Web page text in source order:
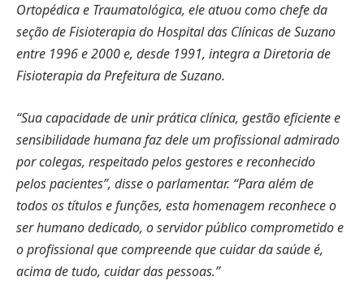
Ortopédica e Traumatológica, ele atuou como chefe da
seção de Fisioterapia do Hospital das Clínicas de Suzano
entre 1996 e 2000 e, desde 1991, integra a Diretoria de
Fisioterapia da Prefeitura de Suzano.
“Sua capacidade de unir prática clínica, gestão eficiente e
sensibilidade humana faz dele um profissional admirado
por colegas, respeitado pelos gestores e reconhecido
pelos pacientes”, disse o parlamentar. “Para além de
todos os títulos e funções, esta homenagem reconhece o
ser humano dedicado, o servidor público comprometido e
o profissional que compreende que cuidar da saúde é,
acima de tudo, cuidar das pessoas.”